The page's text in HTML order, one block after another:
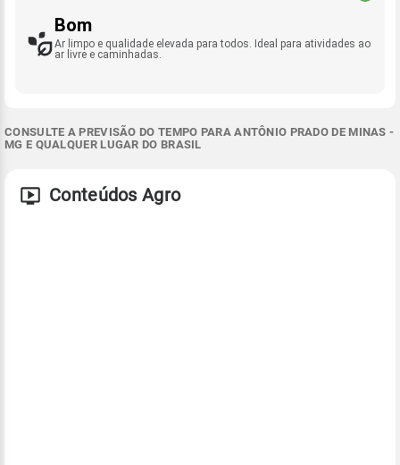
Bom
Ar limpo e qualidade elevada para todos. Ideal para atividades ao
ar livre e caminhadas.
CONSULTE A PREVISÃO DO TEMPO PARA ANTÔNIO PRADO DE MINAS -
MG E QUALQUER LUGAR DO BRASIL
Conteúdos Agro